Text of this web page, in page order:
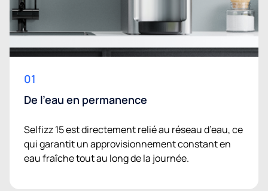
01
De l'eau en permanence
Selfizz 15 est directement relié au réseau d’eau, ce
qui garantit un approvisionnement constant en
eau fraîche tout au long de la journée.